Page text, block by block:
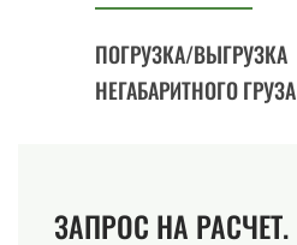
ПОГРУЗКА/ВЫГРУЗКА
НЕГАБАРИТНОГО ГРУЗА
ЗАПРОС НА РАСЧЕТ.